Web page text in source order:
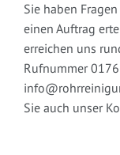
Sie haben
einen Auftrag
erreichen uns
Rufnummer
Sie auch unser